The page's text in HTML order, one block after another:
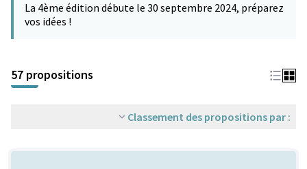
La 4ème édition débute le 30 septembre 2024, préparez
vos idées !
57 propositions
Classement des propositions par :